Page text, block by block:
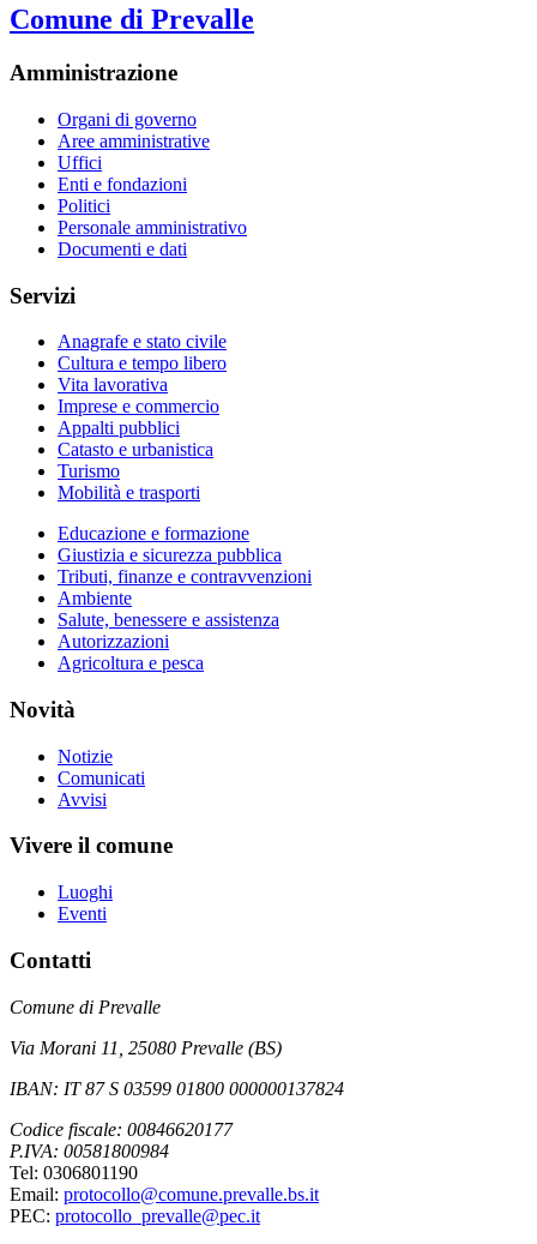
Comune di Prevalle
Amministrazione
Organi di governo
Aree amministrative
Uffici
Enti e fondazioni
Politici
Personale amministrativo
Documenti e dati
Servizi
Anagrafe e stato civile
Cultura e tempo libero
Vita lavorativa
Imprese e commercio
Appalti pubblici
Catasto e urbanistica
Turismo
Mobilità e trasporti
Educazione e formazione
Giustizia e sicurezza pubblica
Tributi, finanze e contravvenzioni
Ambiente
Salute, benessere e assistenza
Autorizzazioni
Agricoltura e pesca
Novità
Notizie
Comunicati
Avvisi
Vivere il comune
Luoghi
Eventi
Contatti
Comune di Prevalle
Via Morani 11, 25080 Prevalle (BS)
IBAN: IT 87 S 03599 01800 000000137824
Codice fiscale: 00846620177
P.IVA: 00581800984
Tel: 0306801190
Email: protocollo@comune.prevalle.bs.it
PEC: protocollo_prevalle@pec.it